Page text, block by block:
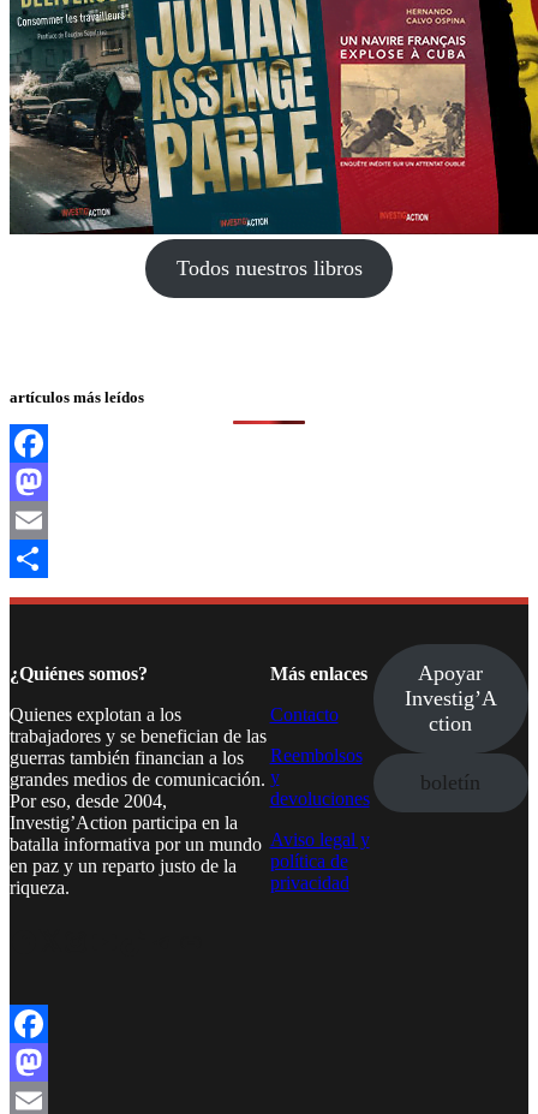
Todos nuestros libros
artículos más leídos
Facebook
Mastodon
Email
Compartir
¿Quiénes somos?
Quienes explotan a los
trabajadores y se benefician de las
guerras también financian a los
grandes medios de comunicación.
Por eso, desde 2004,
Investig’Action participa en la
batalla informativa por un mundo
en paz y un reparto justo de la
riqueza.
Más enlaces
Contacto
Reembolsos
y
devoluciones
Aviso legal y
política de
privacidad
Apoyar
Investig’A
ction
boletín
Facebook
Mastodon